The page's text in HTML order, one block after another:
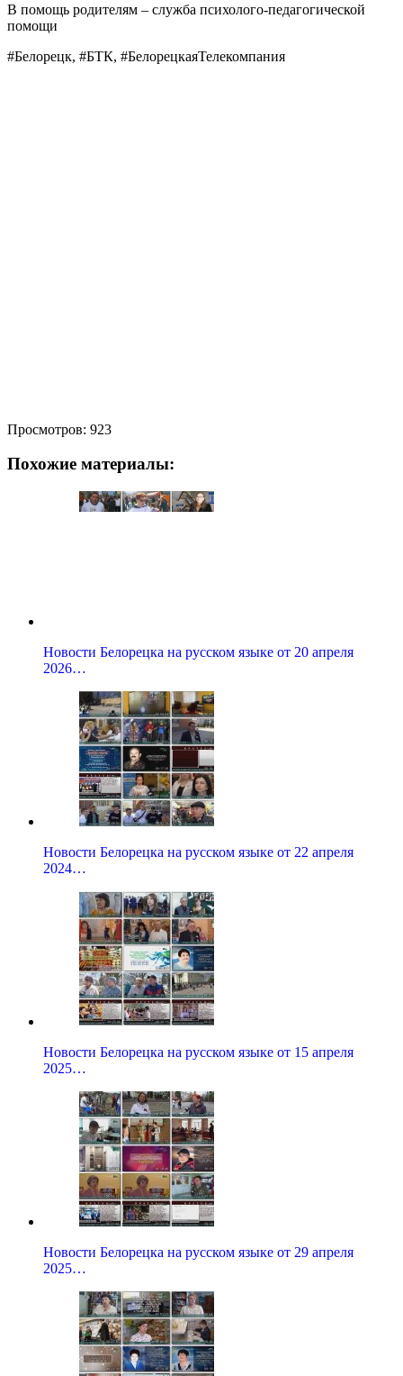
В помощь родителям – служба психолого-педагогической
помощи
#Белорецк, #БТК, #БелорецкаяТелекомпания
Просмотров: 923
Похожие материалы:
Новости Белорецка на русском языке от 20 апреля
2026…
Новости Белорецка на русском языке от 22 апреля
2024…
Новости Белорецка на русском языке от 15 апреля
2025…
Новости Белорецка на русском языке от 29 апреля
2025…